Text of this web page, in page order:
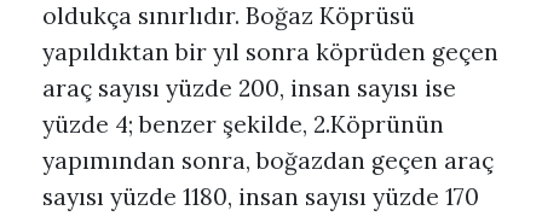
oldukça sınırlıdır. Boğaz Köprüsü
yapıldıktan bir yıl sonra köprüden geçen
araç sayısı yüzde 200, insan sayısı ise
yüzde 4; benzer şekilde, 2.Köprünün
yapımından sonra, boğazdan geçen araç
sayısı yüzde 1180, insan sayısı yüzde 170